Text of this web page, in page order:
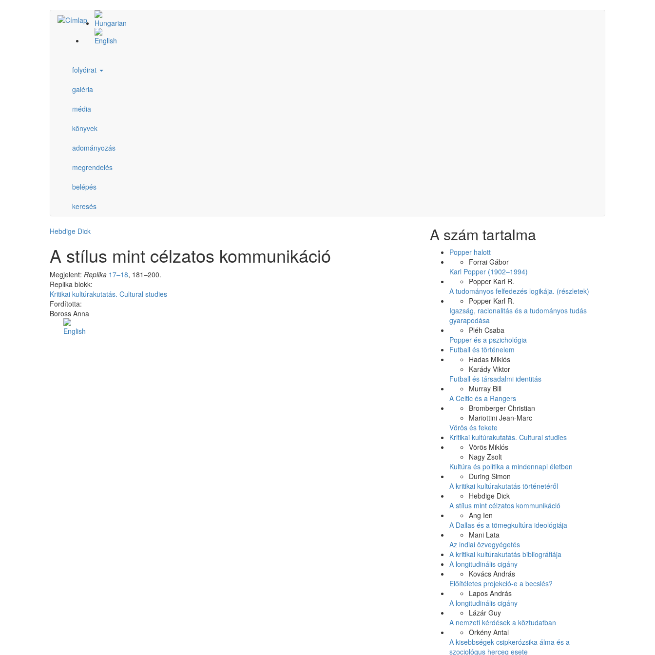
folyóirat
galéria
média
könyvek
adományozás
megrendelés
belépés
keresés
Hebdige Dick
A stílus mint célzatos kommunikáció
Megjelent: Replika 17–18, 181–200.
Replika blokk:
Kritikai kultúrakutatás. Cultural studies
Fordította:
Boross Anna
A szám tartalma
Popper halott
Forrai Gábor
Karl Popper (1902–1994)
Popper Karl R.
A tudományos felfedezés logikája. (részletek)
Popper Karl R.
Igazság, racionalitás és a tudományos tudás
gyarapodása
Pléh Csaba
Popper és a pszichológia
Futball és történelem
Hadas Miklós
Karády Viktor
Futball és társadalmi identitás
Murray Bill
A Celtic és a Rangers
Bromberger Christian
Mariottini Jean-Marc
Vörös és fekete
Kritikai kultúrakutatás. Cultural studies
Vörös Miklós
Nagy Zsolt
Kultúra és politika a mindennapi életben
During Simon
A kritikai kultúrakutatás történetéről
Hebdige Dick
A stílus mint célzatos kommunikáció
Ang Ien
A Dallas és a tömegkultúra ideológiája
Mani Lata
Az indiai özvegyégetés
A kritikai kultúrakutatás bibliográfiája
A longitudinális cigány
Kovács András
Előítéletes projekció-e a becslés?
Lapos András
A longitudinális cigány
Lázár Guy
A nemzeti kérdések a köztudatban
Örkény Antal
A kisebbségek csipkerózsika álma és a
szociológus herceg esete